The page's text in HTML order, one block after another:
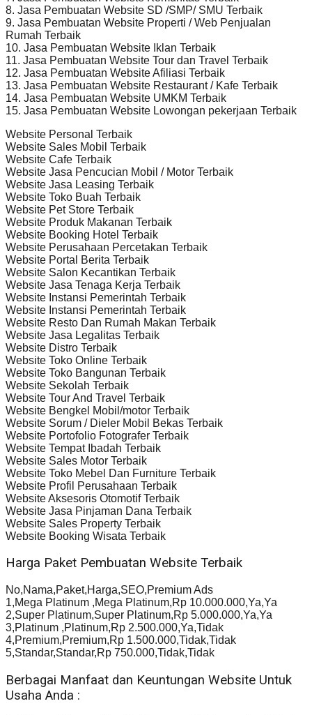
8. Jasa Pembuatan Website SD /SMP/ SMU Terbaik
9. Jasa Pembuatan Website Properti / Web Penjualan
Rumah Terbaik
10. Jasa Pembuatan Website Iklan Terbaik
11. Jasa Pembuatan Website Tour dan Travel Terbaik
12. Jasa Pembuatan Website Afiliasi Terbaik
13. Jasa Pembuatan Website Restaurant / Kafe Terbaik
14. Jasa Pembuatan Website UMKM Terbaik
15. Jasa Pembuatan Website Lowongan pekerjaan Terbaik
Website Personal Terbaik
Website Sales Mobil Terbaik
Website Cafe Terbaik
Website Jasa Pencucian Mobil / Motor Terbaik
Website Jasa Leasing Terbaik
Website Toko Buah Terbaik
Website Pet Store Terbaik
Website Produk Makanan Terbaik
Website Booking Hotel Terbaik
Website Perusahaan Percetakan Terbaik
Website Portal Berita Terbaik
Website Salon Kecantikan Terbaik
Website Jasa Tenaga Kerja Terbaik
Website Instansi Pemerintah Terbaik
Website Instansi Pemerintah Terbaik
Website Resto Dan Rumah Makan Terbaik
Website Jasa Legalitas Terbaik
Website Distro Terbaik
Website Toko Online Terbaik
Website Toko Bangunan Terbaik
Website Sekolah Terbaik
Website Tour And Travel Terbaik
Website Bengkel Mobil/motor Terbaik
Website Sorum / Dieler Mobil Bekas Terbaik
Website Portofolio Fotografer Terbaik
Website Tempat Ibadah Terbaik
Website Sales Motor Terbaik
Website Toko Mebel Dan Furniture Terbaik
Website Profil Perusahaan Terbaik
Website Aksesoris Otomotif Terbaik
Website Jasa Pinjaman Dana Terbaik
Website Sales Property Terbaik
Website Booking Wisata Terbaik
Harga Paket Pembuatan Website Terbaik
No,Nama,Paket,Harga,SEO,Premium Ads
1,Mega Platinum ,Mega Platinum,Rp 10.000.000,Ya,Ya
2,Super Platinum,Super Platinum,Rp 5.000.000,Ya,Ya
3,Platinum ,Platinum,Rp 2.500.000,Ya,Tidak
4,Premium,Premium,Rp 1.500.000,Tidak,Tidak
5,Standar,Standar,Rp 750.000,Tidak,Tidak
Berbagai Manfaat dan Keuntungan Website Untuk
Usaha Anda :